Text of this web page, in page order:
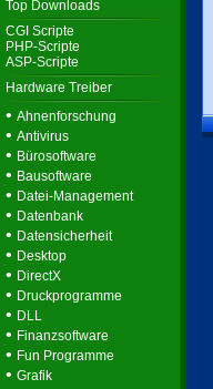
Top Downloads
CGI Scripte
PHP-Scripte
ASP-Scripte
Hardware Treiber
• Ahnenforschung
• Antivirus
• Bürosoftware
• Bausoftware
• Datei-Management
• Datenbank
• Datensicherheit
• Desktop
• DirectX
• Druckprogramme
• DLL
• Finanzsoftware
• Fun Programme
• Grafik